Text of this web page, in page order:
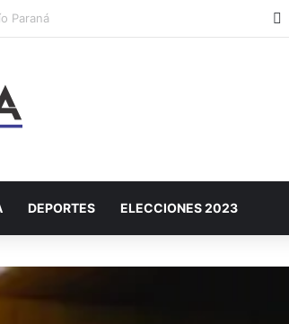
y expropiaciones: los detalles
DEPORTES ELECCIONES 2023